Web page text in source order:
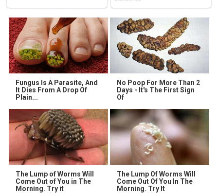
Fungus Is A Parasite, And
It Dies From A Drop Of
Plain...
No Poop For More Than 2
Days - It's The First Sign
Of
The Lump of Worms Will
Come Out of You in The
Morning. Try it
The Lump Of Worms Will
Come Out Of You In The
Morning. Try It